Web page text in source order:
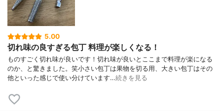
5.00
切れ味の良すぎる包丁 料理が楽しくなる！
ものすごく切れ味が良いです！切れ味が良いとここまで料理が楽になる
のか、と驚きました。笑小さい包丁は果物を切る用、大きい包丁はその
他といった感じで使い分けています…続きを見る